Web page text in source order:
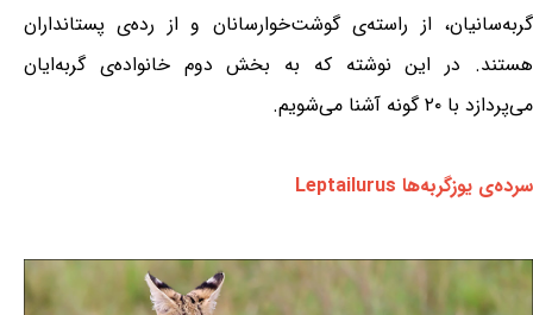
گربه‌سانیان، از راسته‌ی گوشت‌خوارسانان و از رده‌ی پستانداران
هستند. در این نوشته که به بخش دوم خانواده‌ی گربه‌ایان
می‌پردازد با ۲۰ گونه آشنا می‌شویم.
سرده‌ی یوزگربه‌ها Leptailurus